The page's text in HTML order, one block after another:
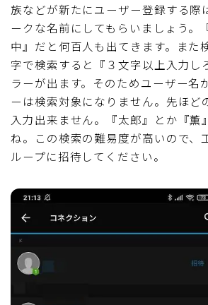
族などが新たにユーザー登録する際
ークな名前にしてもらいましょう。
中』だと何百人も出てきます。また
字で検索すると『３文字以上入力し
ラーが出ます。そのためユーザー名
ーは検索対象になりません。先ほど
入力出来ません。『太郎』とか『薫
ね。この検索の難易度が高いので、
ループに招待してください。